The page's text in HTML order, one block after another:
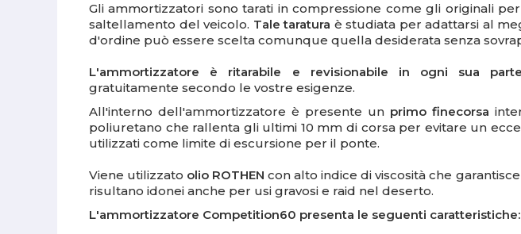
Gli ammortizzatori sono tarati in compressione come gli originali
saltellamento del veicolo. Tale taratura è studiata per adattarsi al
d'ordine può essere scelta comunque quella desiderata senza
L'ammortizzatore è ritarabile e revisionabile in ogni sua parte
gratuitamente secondo le vostre esigenze.
All'interno dell'ammortizzatore è presente un primo finecorsa
poliuretano che rallenta gli ultimi 10 mm di corsa per evitare un
utilizzati come limite di escursione per il ponte.
Viene utilizzato olio ROTHEN con alto indice di viscosità che
risultano idonei anche per usi gravosi e raid nel deserto.
L'ammortizzatore Competition60 presenta le seguenti caratteristiche: